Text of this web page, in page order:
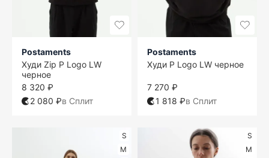
Postaments
Худи Zip P Logo LW
черное
8 320 ₽
2 080 ₽в Сплит
Postaments
Худи P Logo LW черное
7 270 ₽
1 818 ₽в Сплит
S
M
S
M